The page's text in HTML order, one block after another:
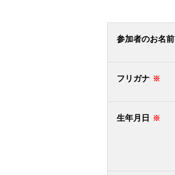
参加者のお名前
フリガナ
生年月日